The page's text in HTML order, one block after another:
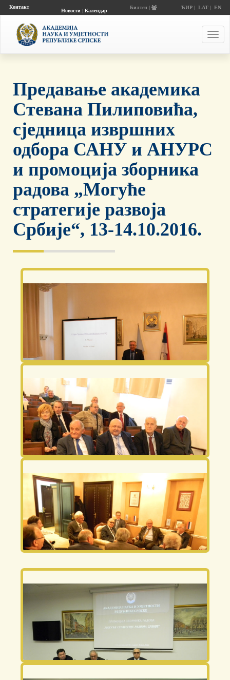
Контакт
Новости| Календар
Билтен | ЋИР| LAT| EN
Предавање академика
Стевана Пилиповића,
сједница извршних
одбора САНУ и АНУРС
и промоција зборника
радова „Могуће
стратегије развоја
Србије“, 13-14.10.2016.